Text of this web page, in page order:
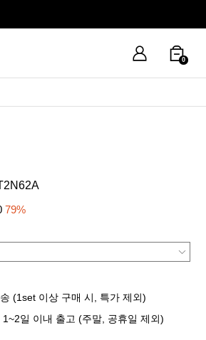
0
79%
(1set 이상 구매 시, 특가 제외)
1~2일 이내 출고 (주말, 공휴일 제외)